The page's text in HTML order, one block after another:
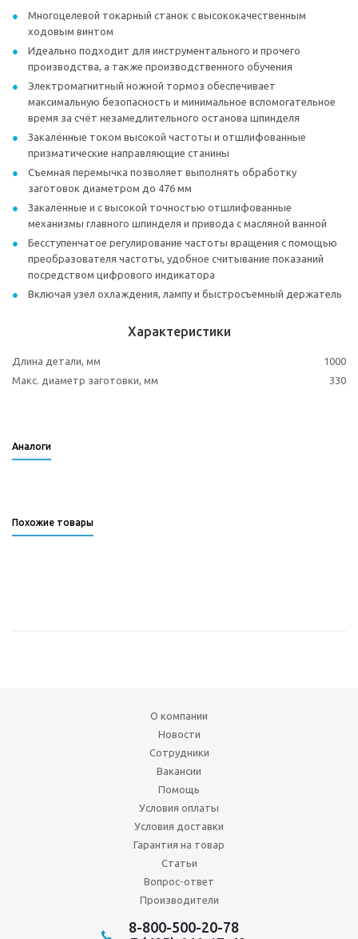
Многоцелевой токарный станок с высококачественным
ходовым винтом
Идеально подходит для инструментального и прочего
производства, а также производственного обучения
Электромагнитный ножной тормоз обеспечивает
максимальную безопасность и минимальное вспомогательное
время за счёт незамедлительного останова шпинделя
Закалённые током высокой частоты и отшлифованные
призматические направляющие станины
Съемная перемычка позволяет выполнять обработку
заготовок диаметром до 476 мм
Закалённые и с высокой точностью отшлифованные
механизмы главного шпинделя и привода с масляной ванной
Бесступенчатое регулирование частоты вращения с помощью
преобразователя частоты, удобное считывание показаний
посредством цифрового индикатора
Включая узел охлаждения, лампу и быстросъемный держатель
Характеристики
Длина детали, мм
1000
Макс. диаметр заготовки, мм
330
Аналоги
Похожие товары
О компании
Новости
Сотрудники
Вакансии
Помощь
Условия оплаты
Условия доставки
Гарантия на товар
Статьи
Вопрос-ответ
Производители
8-800-500-20-78